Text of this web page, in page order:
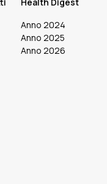
Health Digest
Anno 2024
Anno 2025
Anno 2026